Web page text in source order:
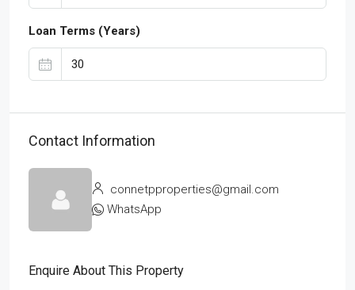
Loan Terms (Years)
Contact Information
connetpproperties@gmail.com
WhatsApp
Enquire About This Property